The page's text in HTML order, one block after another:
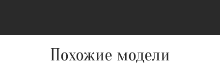
Похожие модели